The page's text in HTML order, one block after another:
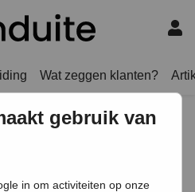
Wat zeggen klanten?
verhaal
gebruik van
in om activiteiten op onze